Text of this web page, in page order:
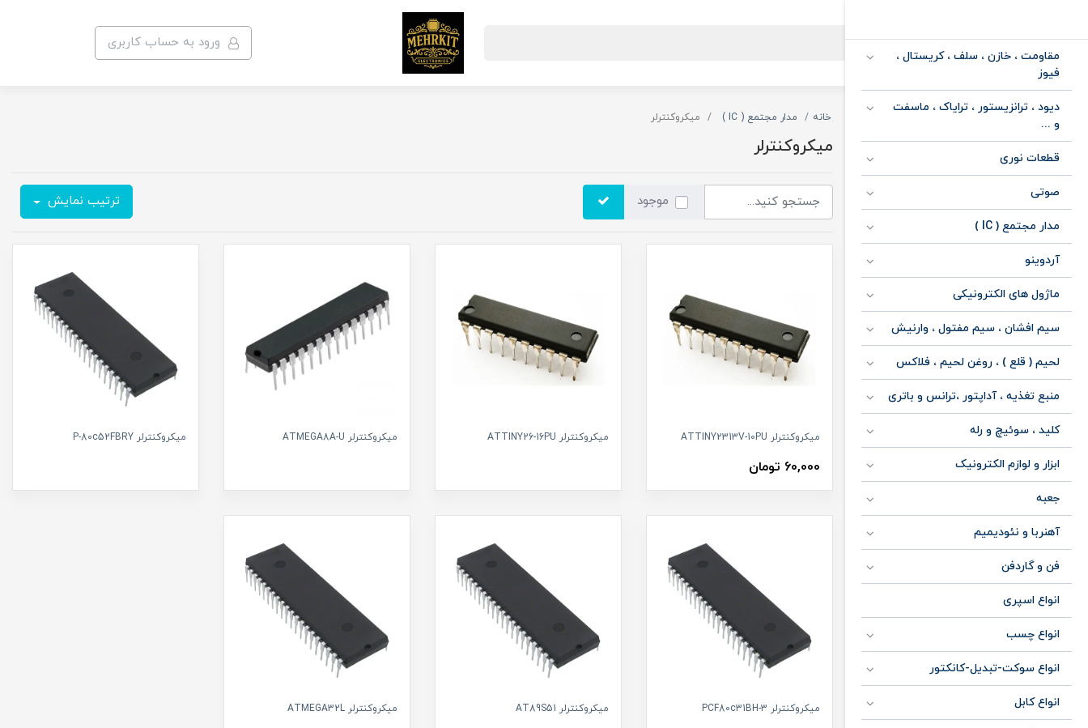
ورود به حساب کاربری
مقاومت ، خازن ، سلف ، کریستال ،
فیوز
دیود ، ترانزیستور ، ترایاک ، ماسفت
و ...
قطعات نوری
صوتی
مدار مجتمع ( IC )
آردوینو
ماژول های الکترونیکی
سیم افشان ، سیم مفتول ، وارنیش
لحیم ( قلع ) ، روغن لحیم ، فلاکس
منبع تغذیه ، آداپتور ،ترانس و باتری
کلید ، سوئیچ و رله
ابزار و لوازم الکترونیک
جعبه
آهنربا و نئودیمیم
فن و گاردفن
انواع اسپری
انواع چسب
انواع سوکت-تبدیل-کانکتور
انواع کابل
خانه مدار مجتمع ( IC ) میکروکنترلر
میکروکنترلر
موجود ترتیب نمایش
میکروکنترلر ATTINY2313V-10PU
60,000 تومان
میکروکنترلر ATTINY26-16PU میکروکنترلر ATMEGA8A-U میکروکنترلر P-80c52FBRY
میکروکنترلر PCF80c31BH-3 میکروکنترلر AT89S51 میکروکنترلر ATMEGA32L